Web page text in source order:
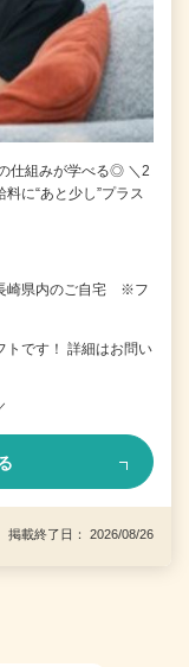
仕組みが学べる◎ ＼2
に“あと少し”プラス
崎県内のご自宅 ※フ
トです！ 詳細はお問い
載終了日： 2026/08/26